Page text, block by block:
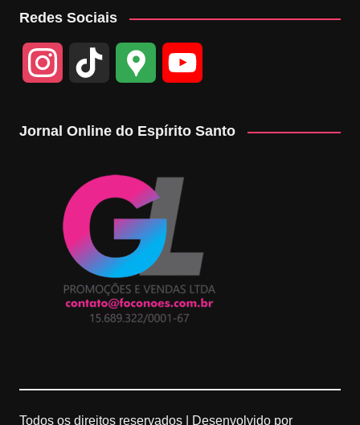
Redes Sociais
a
r
o
k
o
g
l
e
M
b
e
Jornal Online do Espírito Santo
Todos os direitos reservados | Desenvolvido por